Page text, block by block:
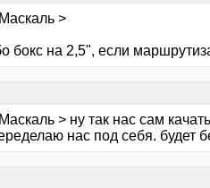
>
бокс на 2,5", если
> ну так нас сам
нас под себя. будет